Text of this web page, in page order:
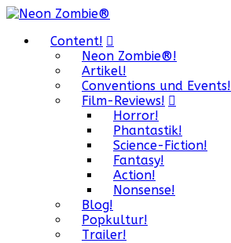
Content!
Neon Zombie®!
Artikel!
Conventions und Events!
Film-Reviews!
Horror!
Phantastik!
Science-Fiction!
Fantasy!
Action!
Nonsense!
Blog!
Popkultur!
Trailer!